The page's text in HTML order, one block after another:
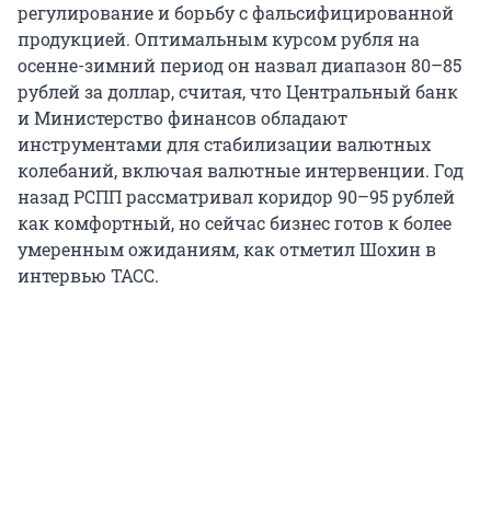
регулирование и борьбу с фальсифицированной
продукцией. Оптимальным курсом рубля на
осенне-зимний период он назвал диапазон 80–85
рублей за доллар, считая, что Центральный банк
и Министерство финансов обладают
инструментами для стабилизации валютных
колебаний, включая валютные интервенции. Год
назад РСПП рассматривал коридор 90–95 рублей
как комфортный, но сейчас бизнес готов к более
умеренным ожиданиям, как отметил Шохин в
интервью ТАСС.